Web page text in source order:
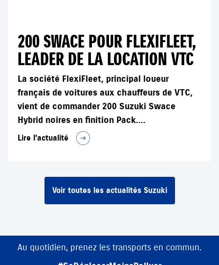
200 SWACE POUR FLEXIFLEET,
LEADER DE LA LOCATION VTC
La société FlexiFleet, principal loueur
français de voitures aux chauffeurs de VTC,
vient de commander 200 Suzuki Swace
Hybrid noires en finition Pack....
Lire l'actualité
Voir toutes les actualités Suzuki
Pensez à covoiturer.